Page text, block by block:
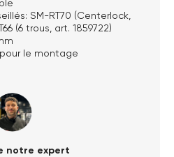
SM-RT70 (Centerlock,
(6 trous, art. 1859722)
le montage
notre expert